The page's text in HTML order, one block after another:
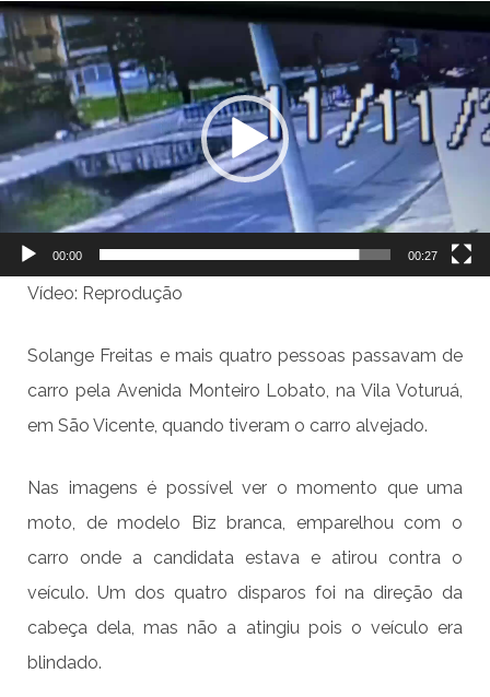
Tocador
de
vídeo
00:00 00:27
Vídeo: Reprodução
Solange Freitas e mais quatro pessoas passavam de
carro pela Avenida Monteiro Lobato, na Vila Voturuá,
em São Vicente, quando tiveram o carro alvejado.
Nas imagens é possível ver o momento que uma
moto, de modelo Biz branca, emparelhou com o
carro onde a candidata estava e atirou contra o
veículo. Um dos quatro disparos foi na direção da
cabeça dela, mas não a atingiu pois o veículo era
blindado.